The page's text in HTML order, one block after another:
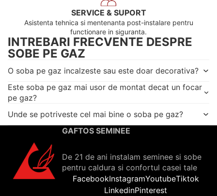
SERVICE & SUPORT
Asistenta tehnica si mentenanta post-instalare pentru
functionare in siguranta.
INTREBARI FRECVENTE DESPRE
SOBE PE GAZ
O soba pe gaz incalzeste sau este doar decorativa?
Este soba pe gaz mai usor de montat decat un focar
pe gaz?
Unde se potriveste cel mai bine o soba pe gaz?
GAFTOS SEMINEE
De 21 de ani instalam seminee si sobe
pentru caldura si confortul casei tale
FacebookInstagramYoutubeTiktok
LinkedinPinterest